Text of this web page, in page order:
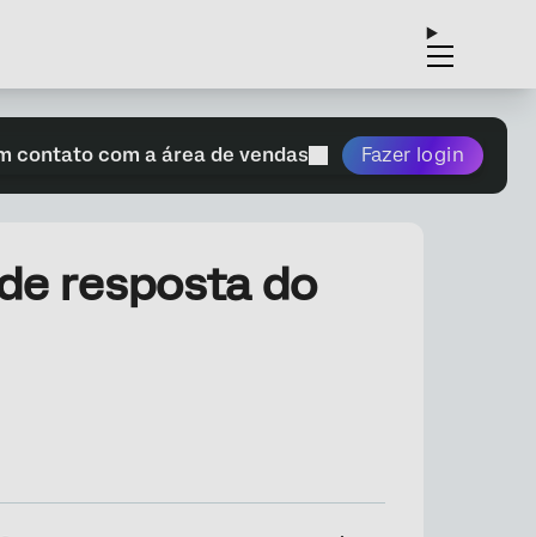
contato com a área de vendas Fazer login
resposta do